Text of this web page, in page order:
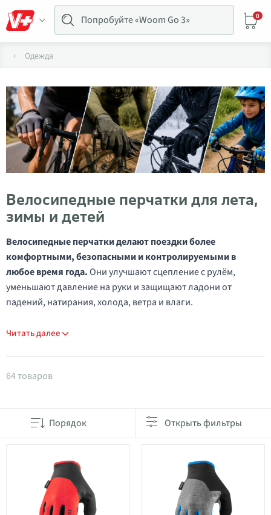
0
Одежда
Велосипедные перчатки для лета,
зимы и детей
Велосипедные перчатки делают поездки более
комфортными, безопасными и контролируемыми в
любое время года.Они улучшают сцепление с рулём,
уменьшают давление на руки и защищают ладони от
падений, натирания, холода, ветра и влаги.
Читать далее
Товары в категории Перчатки
64 товаров
Порядок Открыть фильтры